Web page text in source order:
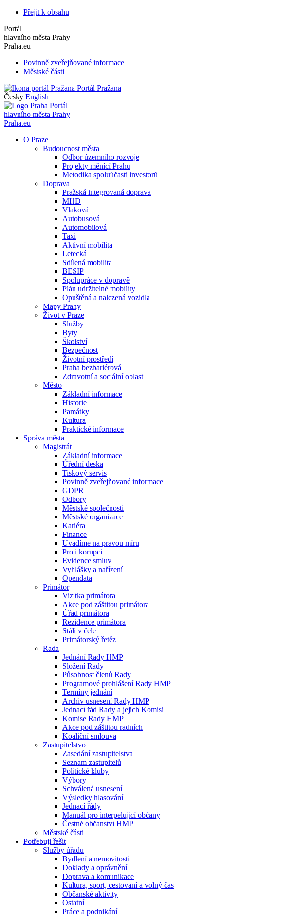
Přejít k obsahu
Portál
hlavního města Prahy
Praha.eu
Povinně zveřejňované informace
Městské části
Portál Pražana
Česky English
Portál
hlavního města Prahy
Praha.eu
O Praze
Budoucnost města
Odbor územního rozvoje
Projekty měnící Prahu
Metodika spoluúčasti investorů
Doprava
Pražská integrovaná doprava
MHD
Vlaková
Autobusová
Automobilová
Taxi
Aktivní mobilita
Letecká
Sdílená mobilita
BESIP
Spolupráce v dopravě
Plán udržitelné mobility
Opuštěná a nalezená vozidla
Mapy Prahy
Život v Praze
Služby
Byty
Školství
Bezpečnost
Životní prostředí
Praha bezbariérová
Zdravotní a sociální oblast
Město
Základní informace
Historie
Památky
Kultura
Praktické informace
Správa města
Magistrát
Základní informace
Úřední deska
Tiskový servis
Povinně zveřejňované informace
GDPR
Odbory
Městské společnosti
Městské organizace
Kariéra
Finance
Uvádíme na pravou míru
Proti korupci
Evidence smluv
Vyhlášky a nařízení
Opendata
Primátor
Vizitka primátora
Akce pod záštitou primátora
Úřad primátora
Rezidence primátora
Stáli v čele
Primátorský řetěz
Rada
Jednání Rady HMP
Složení Rady
Působnost členů Rady
Programové prohlášení Rady HMP
Termíny jednání
Archiv usnesení Rady HMP
Jednací řád Rady a jejích Komisí
Komise Rady HMP
Akce pod záštitou radních
Koaliční smlouva
Zastupitelstvo
Zasedání zastupitelstva
Seznam zastupitelů
Politické kluby
Výbory
Schválená usnesení
Výsledky hlasování
Jednací řády
Manuál pro interpelující občany
Čestné občanství HMP
Městské části
Potřebuji řešit
Služby úřadu
Bydlení a nemovitosti
Doklady a oprávnění
Doprava a komunikace
Kultura, sport, cestování a volný čas
Občanské aktivity
Ostatní
Práce a podnikání